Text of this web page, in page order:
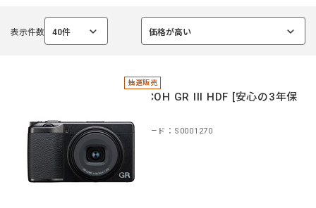
く
表示件数 40件
選
価格が高い
選
抽選販売
＊RICOH GR III HDF [安心の3年保
商品コード：S0001270